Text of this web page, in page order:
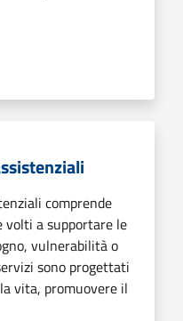
comprende
volti a supportare le
vulnerabilità o
sono progettati
vita, promuovere il